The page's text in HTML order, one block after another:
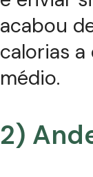
acabou
calorias
médio.
2)